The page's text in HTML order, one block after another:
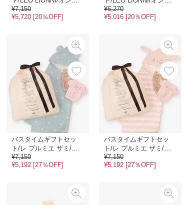
インストア限定
¥7,150
¥5,720 [20％OFF]
インストア限定
¥6,270
¥5,016 [20％OFF]
バスタイムギフトセッ
ト/レ プルミエ ザミ/オ
ンラインストア限定
¥7,150
¥5,192 [27％OFF]
バスタイムギフトセッ
ト/レ プルミエ ザミ/オ
ンラインストア限定
¥7,150
¥5,192 [27％OFF]